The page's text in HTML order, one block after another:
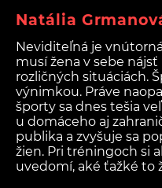
Natália
Neviditeľná je
musí žena v sebe nájsť
rozličných situáciách.
výnimkou. Práve
športy sa dnes tešia
u domáceho aj
publika a zvyšuje sa
žien. Pri tréningoch si
uvedomí, aké ťažké to